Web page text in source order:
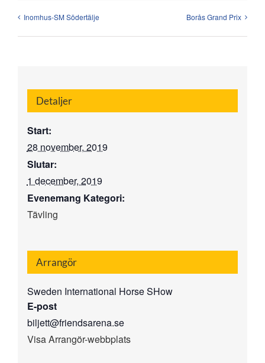
Inomhus-SM Södertälje Borås Grand Prix
Detaljer
Start:
28 november, 2019
Slutar:
1 december, 2019
Evenemang Kategori:
Tävling
Arrangör
Sweden International Horse SHow
E-post
biljett@friendsarena.se
Visa Arrangör-webbplats